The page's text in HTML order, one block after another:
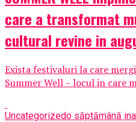
care a transformat
cultural revine in
Exista festivaluri la care
Summer Well – locul in care
Uncategorizedo săptămână